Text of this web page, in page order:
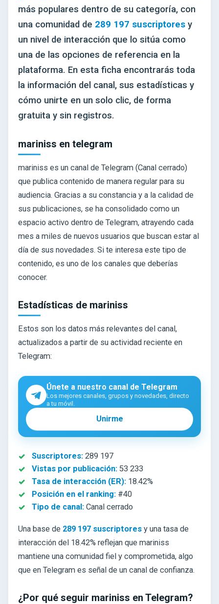
más populares dentro de su categoría, con
una comunidad de 289 197 suscriptores y
un nivel de interacción que lo sitúa como
una de las opciones de referencia en la
plataforma. En esta ficha encontrarás toda
la información del canal, sus estadísticas y
cómo unirte en un solo clic, de forma
gratuita y sin registros.
mariniss en telegram
mariniss es un canal de Telegram (Canal cerrado)
que publica contenido de manera regular para su
audiencia. Gracias a su constancia y a la calidad de
sus publicaciones, se ha consolidado como un
espacio activo dentro de Telegram, atrayendo cada
mes a miles de nuevos usuarios que buscan estar al
día de sus novedades. Si te interesa este tipo de
contenido, es uno de los canales que deberías
conocer.
Estadísticas de mariniss
Estos son los datos más relevantes del canal,
actualizados a partir de su actividad reciente en
Telegram:
Únete a nuestro canal de Telegram
Los mejores canales, grupos y novedades, directo
a tu móvil.
Unirme
Suscriptores: 289 197
Vistas por publicación: 53 233
Tasa de interacción (ER): 18.42%
Posición en el ranking: #40
Tipo de canal: Canal cerrado
Una base de 289 197 suscriptores y una tasa de
interacción del 18.42% reflejan que mariniss
mantiene una comunidad fiel y comprometida, algo
que en Telegram es señal de un canal de confianza.
¿Por qué seguir mariniss en Telegram?